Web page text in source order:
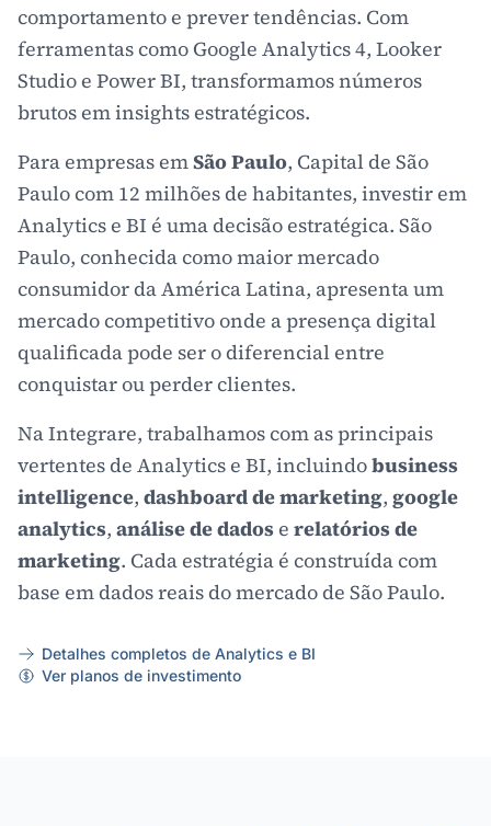
comportamento e prever tendências. Com
ferramentas como Google Analytics 4, Looker
Studio e Power BI, transformamos números
brutos em insights estratégicos.
Para empresas emSão Paulo, Capital de São
Paulo com 12 milhões de habitantes, investir em
Analytics e BI é uma decisão estratégica. São
Paulo, conhecida como maior mercado
consumidor da América Latina, apresenta um
mercado competitivo onde a presença digital
qualificada pode ser o diferencial entre
conquistar ou perder clientes.
Na Integrare, trabalhamos com as principais
vertentes de Analytics e BI, incluindobusiness
intelligence, dashboard de marketing, google
analytics, análise de dados e relatórios de
marketing. Cada estratégia é construída com
base em dados reais do mercado de São Paulo.
Detalhes completos de Analytics e BI
Ver planos de investimento